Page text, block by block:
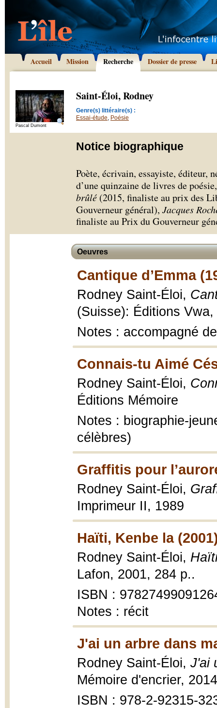
Accueil Mission Recherche Dossier de presse
Pascal Dumont
Saint-Éloi, Rodney
Genre(s) littéraire(s) :
Essai-étude, Poésie
Notice biographique
Poète, écrivain, essayiste, éditeur,
d’une quinzaine de livres de
brûlé (2015, finaliste au prix des
Gouverneur général), Jacques
finaliste au Prix du Gouverneur
Oeuvres
Cantique d’Emma
Rodney Saint-Éloi,
(Suisse): Éditions Vwa,
Notes : accompagné
Connais-tu Aimé
Rodney Saint-Éloi,
Éditions Mémoire
Notes : biographie-
célèbres)
Graffitis pour
Rodney Saint-Éloi,
Imprimeur II, 1989
Haïti, Kenbe la
Rodney Saint-Éloi,
Lafon, 2001, 284 p..
ISBN :
Notes : récit
J'ai un arbre dans
Rodney Saint-Éloi, J'ai
Mémoire d'encrier,
ISBN : 978-2-92315-